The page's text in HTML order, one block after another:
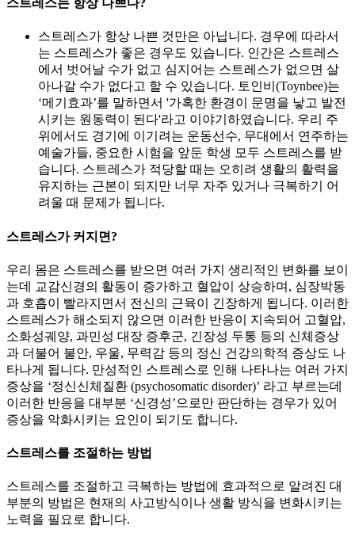
스트레스는 항상 나쁘다?
스트레스가 항상 나쁜 것만은 아닙니다. 경우에 따라서
는 스트레스가 좋은 경우도 있습니다. 인간은 스트레스
에서 벗어날 수가 없고 심지어는 스트레스가 없으면 살
아나갈 수가 없다고 할 수 있습니다. 토인비(Toynbee)는
‘메기효과’를 말하면서 '가혹한 환경이 문명을 낳고 발전
시키는 원동력이 된다'라고 이야기하였습니다. 우리 주
위에서도 경기에 이기려는 운동선수, 무대에서 연주하는
예술가들, 중요한 시험을 앞둔 학생 모두 스트레스를 받
습니다. 스트레스가 적당할 때는 오히려 생활의 활력을
유지하는 근본이 되지만 너무 자주 있거나 극복하기 어
려울 때 문제가 됩니다.
스트레스가 커지면?
우리 몸은 스트레스를 받으면 여러 가지 생리적인 변화를 보이
는데 교감신경의 활동이 증가하고 혈압이 상승하며, 심장박동
과 호흡이 빨라지면서 전신의 근육이 긴장하게 됩니다. 이러한
스트레스가 해소되지 않으면 이러한 반응이 지속되어 고혈압,
소화성궤양, 과민성 대장 증후군, 긴장성 두통 등의 신체증상
과 더불어 불안, 우울, 무력감 등의 정신 건강의학적 증상도 나
타나게 됩니다. 만성적인 스트레스로 인해 나타나는 여러 가지
증상을 ‘정신신체질환 (psychosomatic disorder)’ 라고 부르는데
이러한 반응을 대부분 ‘신경성’으로만 판단하는 경우가 있어
증상을 악화시키는 요인이 되기도 합니다.
스트레스를 조절하는 방법
스트레스를 조절하고 극복하는 방법에 효과적으로 알려진 대
부분의 방법은 현재의 사고방식이나 생활 방식을 변화시키는
노력을 필요로 합니다.